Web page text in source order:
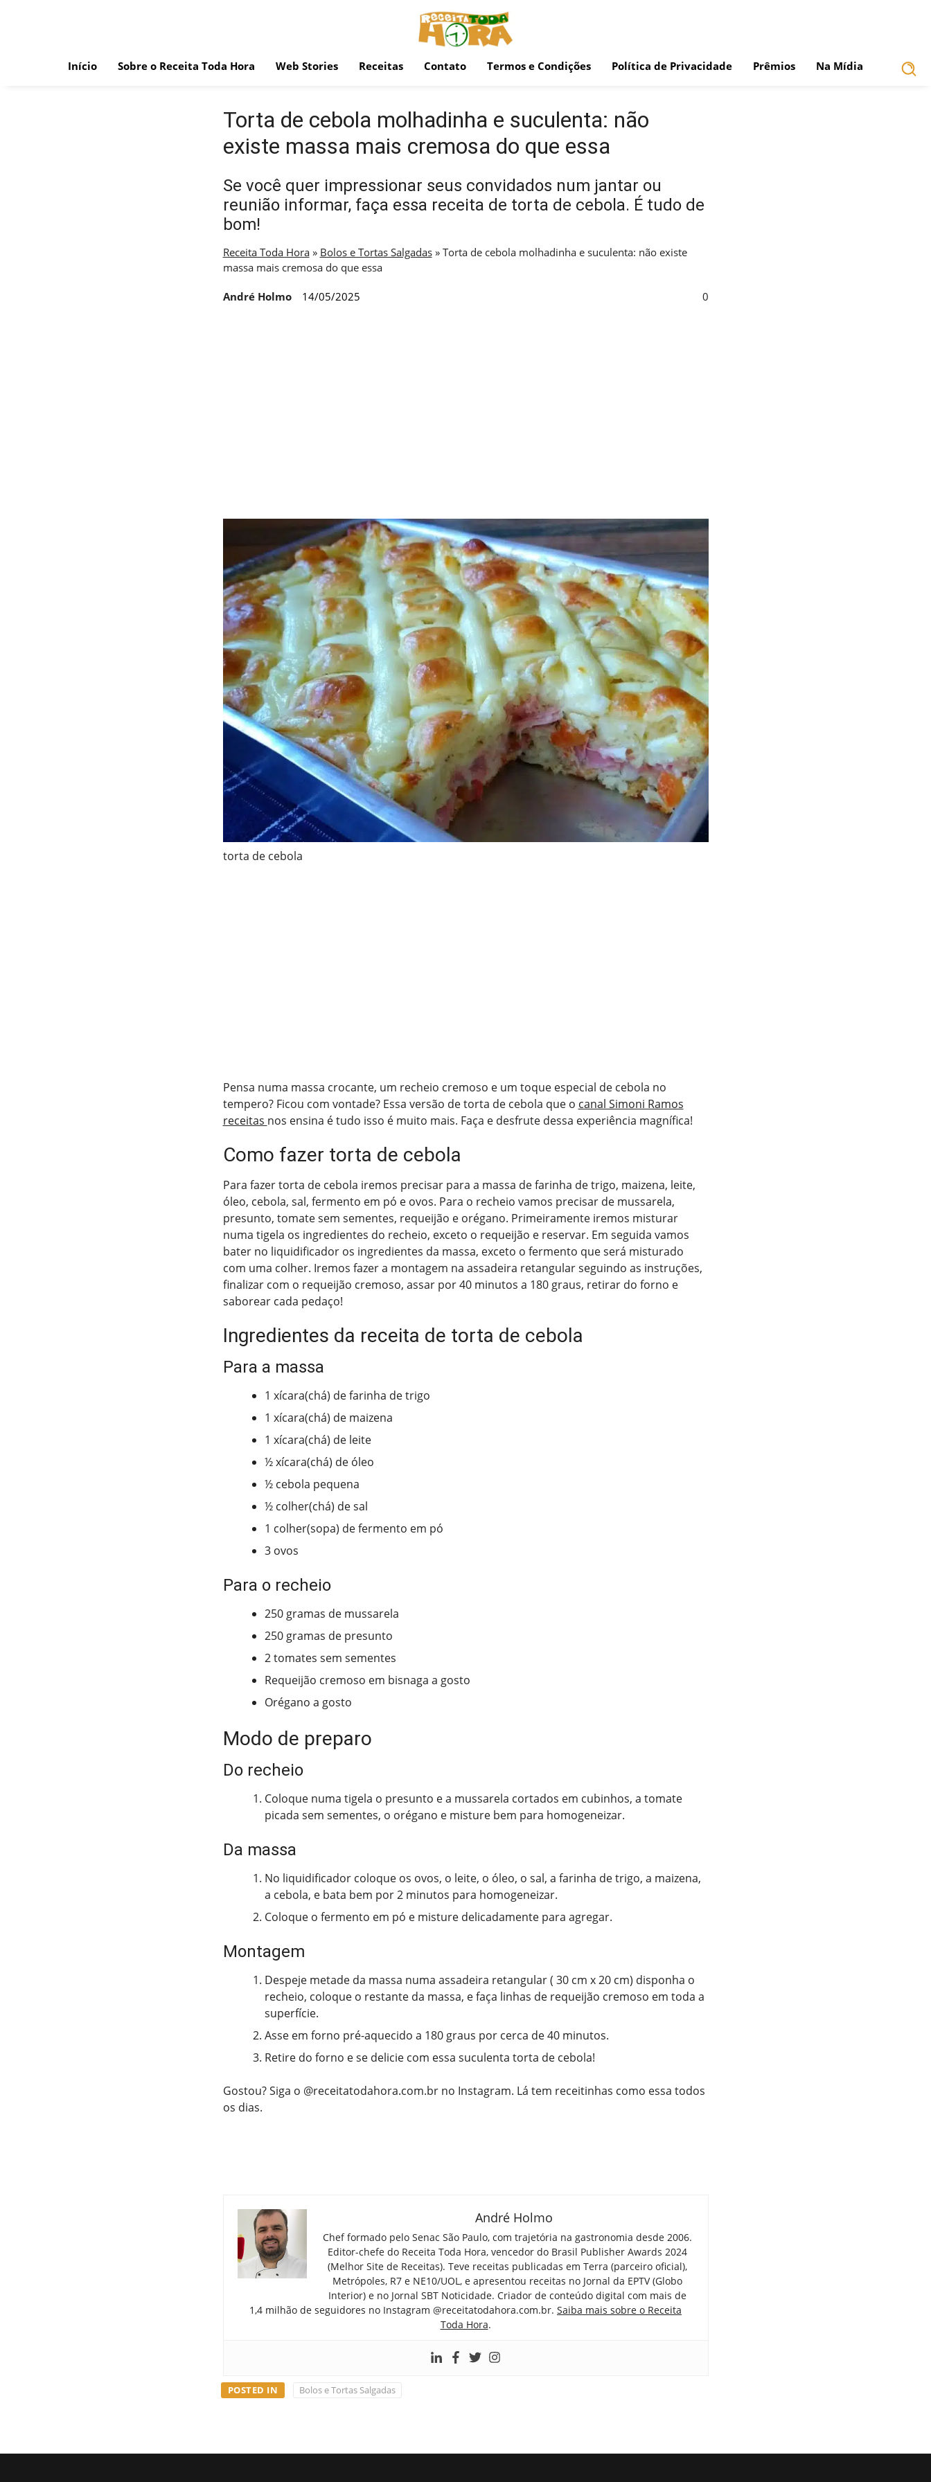
Início Sobre o Receita Toda Hora Web Stories Receitas Contato Termos e Condições Política de Privacidade Prêmios Na Mídia
Torta de cebola molhadinha e suculenta: não
existe massa mais cremosa do que essa
Se você quer impressionar seus convidados num jantar ou
reunião informar, faça essa receita de torta de cebola. É tudo de
bom!
Receita Toda Hora» Bolos e Tortas Salgadas» Torta de cebola molhadinha e suculenta: não existe
massa mais cremosa do que essa
André Holmo 14/05/2025 0
torta de cebola
Pensa numa massa crocante, um recheio cremoso e um toque especial de cebola no
tempero? Ficou com vontade? Essa versão de torta de cebola que o canal Simoni Ramos
receitas nos ensina é tudo isso é muito mais. Faça e desfrute dessa experiência magnífica!
Como fazer torta de cebola
Para fazer torta de cebola iremos precisar para a massa de farinha de trigo, maizena, leite,
óleo, cebola, sal, fermento em pó e ovos. Para o recheio vamos precisar de mussarela,
presunto, tomate sem sementes, requeijão e orégano. Primeiramente iremos misturar
numa tigela os ingredientes do recheio, exceto o requeijão e reservar. Em seguida vamos
bater no liquidificador os ingredientes da massa, exceto o fermento que será misturado
com uma colher. Iremos fazer a montagem na assadeira retangular seguindo as instruções,
finalizar com o requeijão cremoso, assar por 40 minutos a 180 graus, retirar do forno e
saborear cada pedaço!
Ingredientes da receita de torta de cebola
Para a massa
1 xícara(chá) de farinha de trigo
1 xícara(chá) de maizena
1 xícara(chá) de leite
½ xícara(chá) de óleo
½ cebola pequena
½ colher(chá) de sal
1 colher(sopa) de fermento em pó
3 ovos
Para o recheio
250 gramas de mussarela
250 gramas de presunto
2 tomates sem sementes
Requeijão cremoso em bisnaga a gosto
Orégano a gosto
Modo de preparo
Do recheio
Coloque numa tigela o presunto e a mussarela cortados em cubinhos, a tomate
picada sem sementes, o orégano e misture bem para homogeneizar.
Da massa
No liquidificador coloque os ovos, o leite, o óleo, o sal, a farinha de trigo, a maizena,
a cebola, e bata bem por 2 minutos para homogeneizar.
Coloque o fermento em pó e misture delicadamente para agregar.
Montagem
Despeje metade da massa numa assadeira retangular ( 30 cm x 20 cm) disponha o
recheio, coloque o restante da massa, e faça linhas de requeijão cremoso em toda a
superfície.
Asse em forno pré-aquecido a 180 graus por cerca de 40 minutos.
Retire do forno e se delicie com essa suculenta torta de cebola!
Gostou? Siga o @receitatodahora.com.br no Instagram. Lá tem receitinhas como essa todos
os dias.
André Holmo
Chef formado pelo Senac São Paulo, com trajetória na gastronomia desde 2006.
Editor-chefe do Receita Toda Hora, vencedor do Brasil Publisher Awards 2024
(Melhor Site de Receitas). Teve receitas publicadas em Terra (parceiro oficial),
Metrópoles, R7 e NE10/UOL, e apresentou receitas no Jornal da EPTV (Globo
Interior) e no Jornal SBT Noticidade. Criador de conteúdo digital com mais de
1,4 milhão de seguidores no Instagram @receitatodahora.com.br. Saiba mais sobre o Receita
Toda Hora.
POSTED IN Bolos e Tortas Salgadas